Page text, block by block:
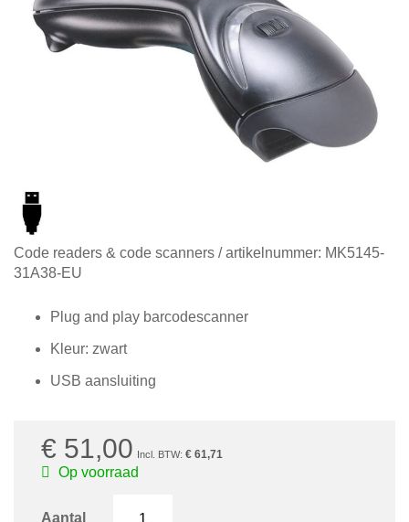
Diensten
Contact
Code readers & code scanners / artikelnummer: MK5145-
31A38-EU
Plug and play barcodescanner
Kleur: zwart
USB aansluiting
€ 51,00 € 61,71
Op voorraad
Aantal
Ga
naar
begin
afbeeldingen-